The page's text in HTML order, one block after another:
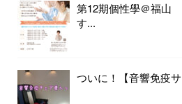
第12期個性學＠福山
す...
ついに！【音響免疫